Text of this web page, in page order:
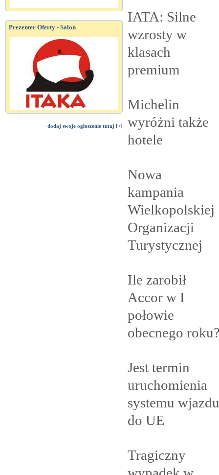
Prezenter Oferty - Salon
dodaj swoje ogłoszenie tutaj [+]
IATA: Silne
wzrosty w
klasach
premium
Michelin
wyróżni także
hotele
Nowa
kampania
Wielkopolskiej
Organizacji
Turystycznej
Ile zarobił
Accor w I
połowie
obecnego
Jest termin
uruchomienia
systemu wjazdu
do UE
Tragiczny